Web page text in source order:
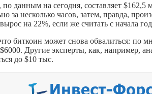
данным на сегодня, составляет
за несколько часов, затем, правда,
на 22%, если же считать с начала
биткоин может снова обвалиться: по
Другие эксперты, как, например,
до $10 тыс.